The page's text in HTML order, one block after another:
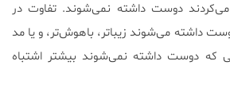
دوست داشته نمی‌شوند. تفاوت در
داشته می‌شوند زیباتر، باهوش‌تر، و یا مد
که دوست داشته نمی‌شوند بیشتر اشتباه